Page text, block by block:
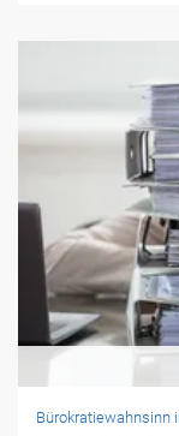
Bürokratiewahnsinn